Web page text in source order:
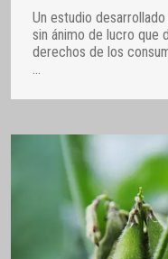
Un estudio
sin ánimo de lucro que
derechos de los
…